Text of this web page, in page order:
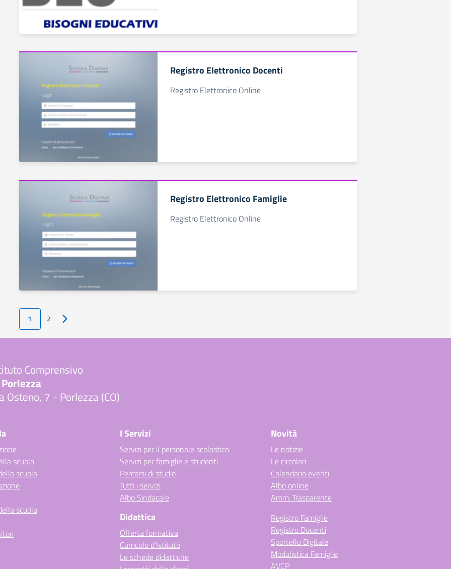
Registro Elettronico Docenti
Registro Elettronico Online
Registro Elettronico Famiglie
Registro Elettronico Online
1 2 Pagina successiva
Comprensivo
Osteno, 7 - Porlezza (CO)
scuola
scuola
scuola
I Servizi
Servizi per il personale scolastico
Servizi per famiglie e studenti
Percorsi di studio
Tutti i servizi
Albo Sindacale
Didattica
Offerta formativa
Curricolo d’Istituto
Le schede didattiche
Novità
Le notizie
Le circolari
Calendario eventi
Albo online
Amm. Trasparente
Registro Famiglie
Registro Docenti
Sportello Digitale
Modulistica Famiglie
AVCP